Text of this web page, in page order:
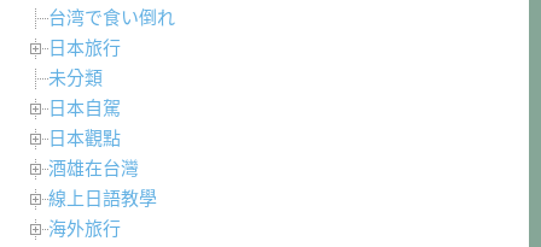
台湾で食い倒れ
日本旅行
未分類
日本自駕
日本觀點
酒雄在台灣
線上日語教學
海外旅行